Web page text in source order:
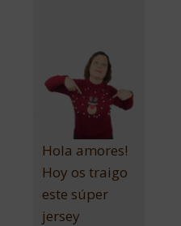
Hola amores!
Hoy os traigo
este súper
jersey